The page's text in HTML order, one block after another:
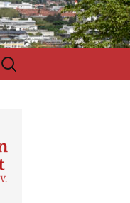
Suchen
nach: